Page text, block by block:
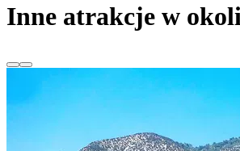
Inne atrakcje w